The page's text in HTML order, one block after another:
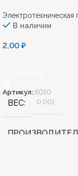
Электротехническая
В наличии
2,00 ₽
Артикул: 6010
ВЕС 0,001